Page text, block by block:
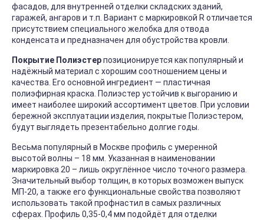
фасадов, для внутренней отделки складских зданий,
гаражей, ангаров и т.п. Вариант с маркировкой R отличается
присутствием специального желобка для отвода
конденсата и предназначен для обустройства кровли.
Покрытие Полиэстерпозиционируется как популярный и
надёжный материал с хорошим соотношением цены и
качества. Его основной ингредиент — пластичная
полиэфирная краска. Полиэстер устойчив к выгоранию и
имеет наиболее широкий ассортимент цветов. При условии
бережной эксплуатации изделия, покрытые Полиэстером,
будут выглядеть презентабельно долгие годы.
Весьма популярный в Москве профиль с умеренной
высотой волны – 18 мм. Указанная в наименовании
маркировка 20 – лишь округлённое число точного размера.
Значительный выбор толщин, в которых возможен выпуск
МП-20, а также его функциональные свойства позволяют
использовать такой профнастил в самых различных
сферах. Профиль 0,35-0,4 мм подойдёт для отделки